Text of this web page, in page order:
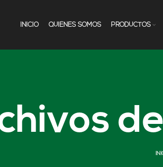
INICIO QUIÉNES SOMOS PRODUCTOS